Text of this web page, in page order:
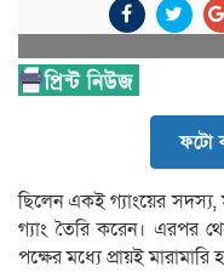
ফটো
ছিলেন একই গ্যাংয়ের সদস্য,
গ্যাং তৈরি করেন। এরপর
পক্ষের মধ্যে প্রায়ই মারামারি